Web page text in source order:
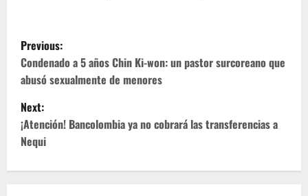
P
o
s
t
n
Previous:
Condenado a 5 años Chin Ki-won: un pastor surcoreano que
abusó sexualmente de menores
Next:
¡Atención! Bancolombia ya no cobrará las transferencias a
Nequi